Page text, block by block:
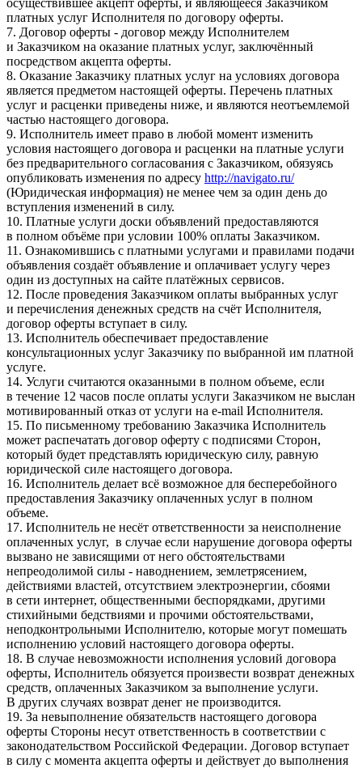
осуществившее акцепт оферты, и являющееся Заказчиком
платных услуг Исполнителя по договору оферты.
7. Договор оферты - договор между Исполнителем
и Заказчиком на оказание платных услуг, заключённый
посредством акцепта оферты.
8. Оказание Заказчику платных услуг на условиях договора
является предметом настоящей оферты. Перечень платных
услуг и расценки приведены ниже, и являются неотъемлемой
частью настоящего договора.
9. Исполнитель имеет право в любой момент изменить
условия настоящего договора и расценки на платные услуги
без предварительного согласования с Заказчиком, обязуясь
опубликовать изменения по адресу http://navigato.ru/
(Юридическая информация) не менее чем за один день до
вступления изменений в силу.
10. Платные услуги доски объявлений предоставляются
в полном объёме при условии 100% оплаты Заказчиком.
11. Ознакомившись с платными услугами и правилами подачи
объявления создаёт объявление и оплачивает услугу через
один из доступных на сайте платёжных сервисов.
12. После проведения Заказчиком оплаты выбранных услуг
и перечисления денежных средств на счёт Исполнителя,
договор оферты вступает в силу.
13. Исполнитель обеспечивает предоставление
консультационных услуг Заказчику по выбранной им платной
услуге.
14. Услуги считаются оказанными в полном объеме, если
в течение 12 часов после оплаты услуги Заказчиком не выслан
мотивированный отказ от услуги на e-mail Исполнителя.
15. По письменному требованию Заказчика Исполнитель
может распечатать договор оферту с подписями Сторон,
который будет представлять юридическую силу, равную
юридической силе настоящего договора.
16. Исполнитель делает всё возможное для бесперебойного
предоставления Заказчику оплаченных услуг в полном
объеме.
17. Исполнитель не несёт ответственности за неисполнение
оплаченных услуг, в случае если нарушение договора оферты
вызвано не зависящими от него обстоятельствами
непреодолимой силы - наводнением, землетрясением,
действиями властей, отсутствием электроэнергии, сбоями
в сети интернет, общественными беспорядками, другими
стихийными бедствиями и прочими обстоятельствами,
неподконтрольными Исполнителю, которые могут помешать
исполнению условий настоящего договора оферты.
18. В случае невозможности исполнения условий договора
оферты, Исполнитель обязуется произвести возврат денежных
средств, оплаченных Заказчиком за выполнение услуги.
В других случаях возврат денег не производится.
19. За невыполнение обязательств настоящего договора
оферты Стороны несут ответственность в соответствии с
законодательством Российской Федерации. Договор вступает
в силу с момента акцепта оферты и действует до выполнения